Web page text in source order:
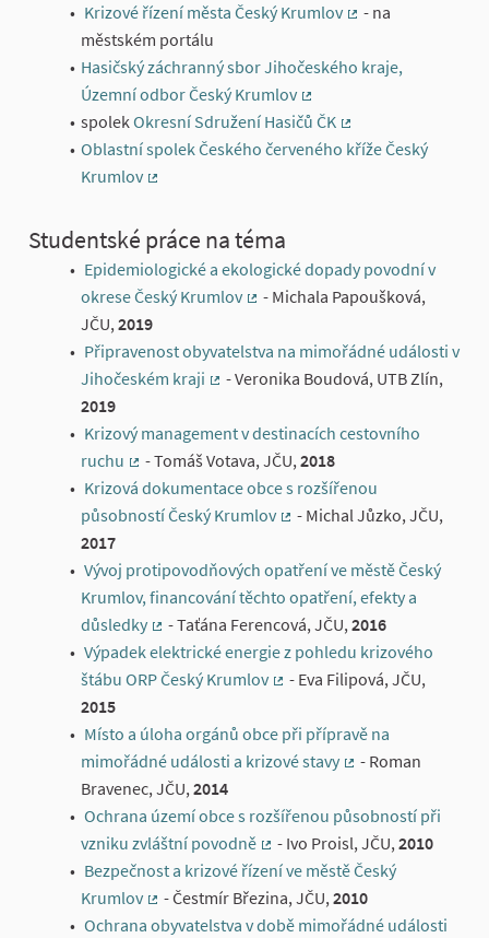
Krizové řízení města Český Krumlov
- na
městském portálu
Hasičský záchranný sbor Jihočeského kraje,
Územní odbor Český Krumlov
(External link)
spolekOkresní Sdružení Hasičů ČK
(External link)
Oblastní spolek Českého červeného kříže Český
Krumlov
Studentské práce na téma
Epidemiologické a ekologické dopady povodní v
okrese Český Krumlov
- Michala Papoušková,
JČU,2019
Připravenost obyvatelstva na mimořádné události v
Jihočeském kraji
- Veronika Boudová, UTB Zlín,
2019
Krizový management v destinacích cestovního
ruchu
(External link)
- Tomáš Votava, JČU,2018
Krizová dokumentace obce s rozšířenou
působností Český Krumlov
- Michal Jůzko, JČU,
2017
Vývoj protipovodňových opatření ve městě Český
Krumlov, financování těchto opatření, efekty a
důsledky
(External link)
- Taťána Ferencová, JČU,2016
Výpadek elektrické energie z pohledu krizového
štábu ORP Český Krumlov
- Eva Filipová, JČU,
2015
Místo a úloha orgánů obce při přípravě na
mimořádné události a krizové stavy
- Roman
Bravenec, JČU,2014
Ochrana území obce s rozšířenou působností při
vzniku zvláštní povodně
(External link)
- Ivo Proisl, JČU,2010
Bezpečnost a krizové řízení ve městě Český
Krumlov
(External link)
- Čestmír Březina, JČU,2010
Ochrana obyvatelstva v době mimořádné události